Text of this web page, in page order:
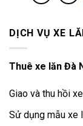
DỊCH VỤ XE
Thuê xe lăn Đà
Giao và thu hồi
Sử dụng mẫu xe